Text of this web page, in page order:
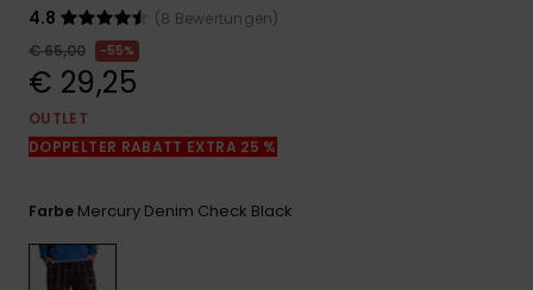
die häufigsten
Fragen sowie
ansehen
4.8
(8 Bewertungen)
€ 65,00
55%
€ 29,25
OUTLET
DOPPELTER RABATT EXTRA 25 %
Farbe Mercury Denim Check Black